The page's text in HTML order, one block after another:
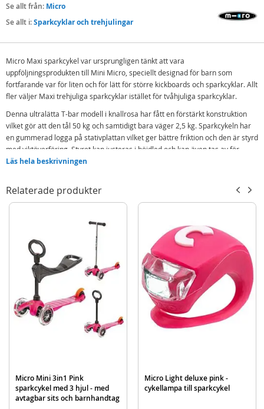
Se allt från: Micro
Se allt i:Sparkcyklar och trehjulingar
Micro Maxi sparkcykel var ursprungligen tänkt att vara
uppföljningsprodukten till Mini Micro, speciellt designad för barn som
fortfarande var för liten och för lätt för större kickboards och sparkcyklar. Allt
fler väljer Maxi trehjuliga sparkcyklar istället för tvåhjuliga sparkcyklar.
Denna ultralätta T-bar modell i knallrosa har fått en förstärkt konstruktion
vilket gör att den tål 50 kg och samtidigt bara väger 2,5 kg. Sparkcykeln har
en gummerad logga på stativplattan vilket ger bättre friktion och den är styrd
med viktöverföring. Styret kan justeras i höjdled och kan även tas av för
förvaring och transport.
Micro Maxi Shocking Pink sparkcykel med 3 hjul
Vikt: 2,5 kg
Hjuldimension: 120/80 mm
Max.vikt barn: 50 kg
Ålder: 5-12 år
Mer
MM0053
Läs hela beskrivningen
Relaterade produkter
Micro Mini 3in1 Pink
sparkcykel med 3 hjul - med
avtagbar sits och barnhandtag
Micro Light deluxe pink -
cykellampa till sparkcykel